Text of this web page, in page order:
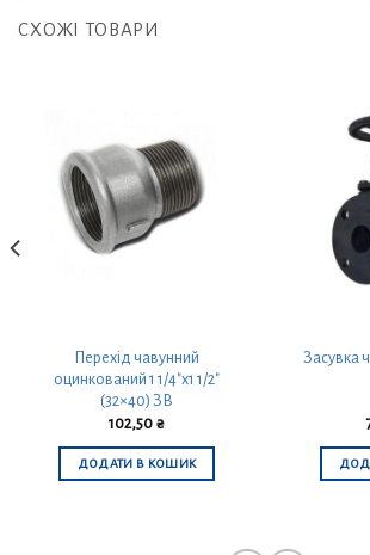
СХОЖІ ТОВАРИ
Перехід чавунний
оцинкований 1 1/4″x1 1/2″
(32×40) ЗВ
102,50 ₴
ДОДАТИ В КОШИК
Засувка